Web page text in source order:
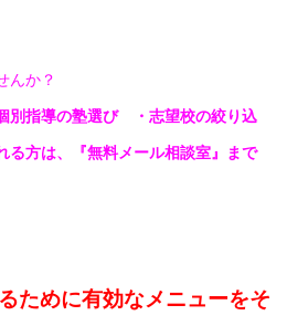
んか？
指導の塾選び ・志望校の絞り込
る方は、『無料メール相談室』まで
ために有効なメニューをそ